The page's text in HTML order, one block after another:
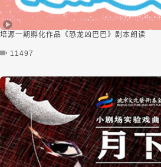
培源一期孵化作品《恐龙凶巴巴》剧本朗读
11497